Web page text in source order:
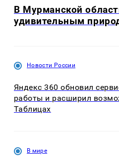
В Мурманской
удивительным
Новости России
Яндекс 360 обновил
работы и расширил
Таблицах
В мире